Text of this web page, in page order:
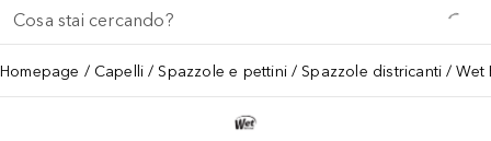
Homepage Capelli Spazzole e pettini Spazzole districanti Wet